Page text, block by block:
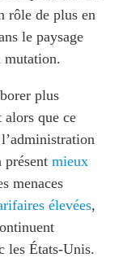
rôle de plus en
le paysage
mutation.
plus
alors que ce
mieux
menaces
élevées,
les États-Unis.